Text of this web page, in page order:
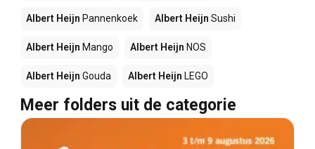
Albert Heijn Pannenkoek Albert Heijn Sushi
Albert Heijn Mango Albert Heijn NOS
Albert Heijn Gouda Albert Heijn LEGO
Meer folders uit de categorie